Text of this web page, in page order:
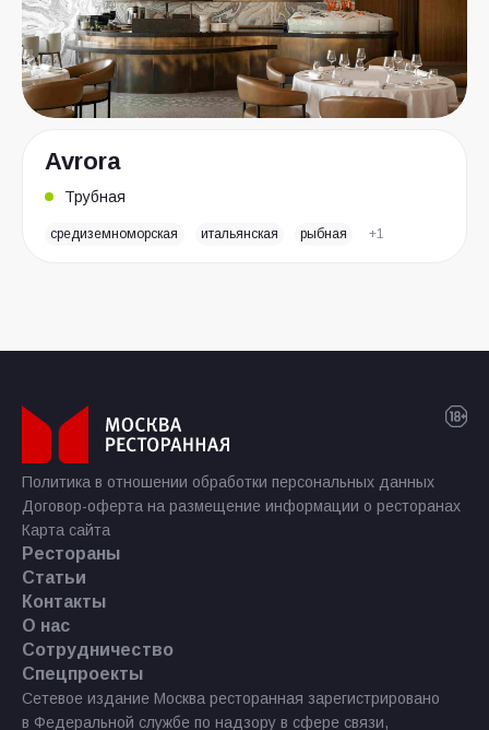
Avrora
Трубная
средиземноморская итальянская рыбная +1
Политика в отношении обработки персональных данных
Договор-оферта на размещение информации о ресторанах
Карта сайта
Рестораны
Статьи
Контакты
О нас
Сотрудничество
Спецпроекты
Сетевое издание Москва ресторанная зарегистрировано
в Федеральной службе по надзору в сфере связи,